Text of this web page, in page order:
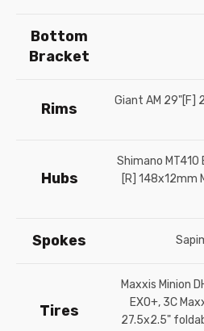
Bottom
Bracket
Rims
Giant AM 29"[F]
Hubs
Shimano MT410
[R] 148x12mm
Spokes
Tires
Maxxis Minion
EXO+, 3C
27.5x2.5"